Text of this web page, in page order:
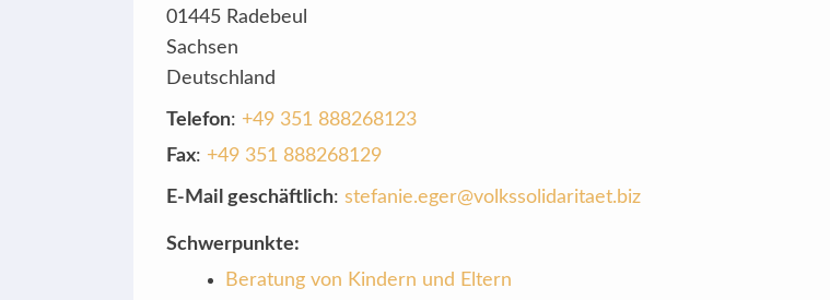
01445 Radebeul
Sachsen
Deutschland
Telefon: +49 351 888268123
Fax: +49 351 888268129
E-Mail geschäftlich: stefanie.eger@volkssolidaritaet.biz
Schwerpunkte:
Beratung von Kindern und Eltern